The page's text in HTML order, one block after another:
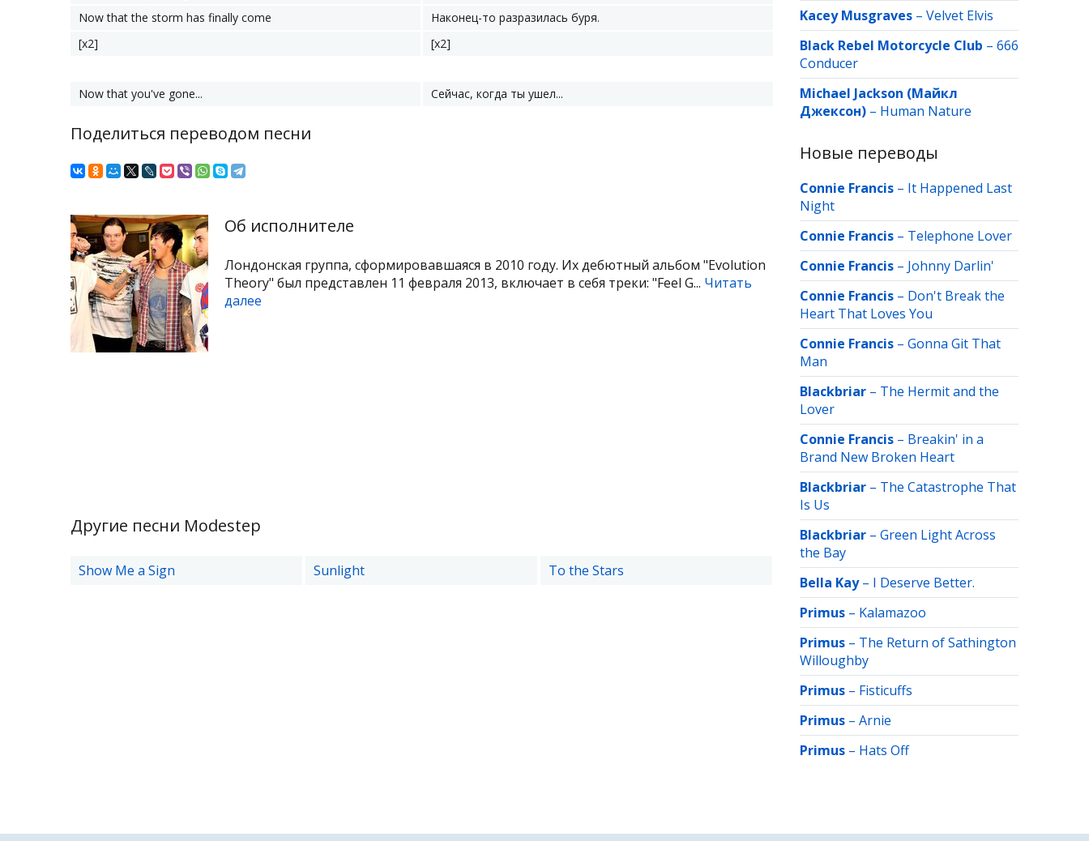
Now that the storm has finally come
Наконец-то разразилась буря.
[x2]
[x2]
Now that you've gone... Сейчас, когда ты ушел...
Поделиться переводом песни
Об исполнителе
Лондонская группа, сформировавшаяся в 2010 году. Их дебютный альбом "Evolution
Theory" был представлен 11 февраля 2013, включает в себя треки: "Feel G... Читать
далее
Другие песни Modestep
Show Me a Sign Sunlight To the Stars
Kacey Musgraves – Velvet Elvis
Black Rebel Motorcycle Club – 666
Conducer
Michael Jackson (Майкл
Джексон) – Human Nature
Новые переводы
Connie Francis – It Happened Last
Night
Connie Francis – Telephone Lover
Connie Francis – Johnny Darlin'
Connie Francis – Don't Break the
Heart That Loves You
Connie Francis – Gonna Git That
Man
Blackbriar – The Hermit and the
Lover
Connie Francis – Breakin' in a
Brand New Broken Heart
Blackbriar – The Catastrophe That
Is Us
Blackbriar – Green Light Across
the Bay
Bella Kay– I Deserve Better.
Primus – Kalamazoo
Primus – The Return of Sathington
Willoughby
Primus – Fisticuffs
Primus – Arnie
Primus – Hats Off